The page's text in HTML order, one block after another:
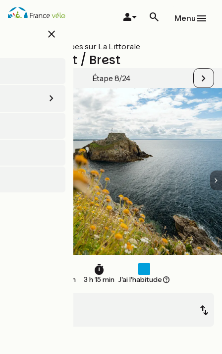
Aller
au
close
Menu
Toutes les étapes sur La Littorale
Le Conquet / Brest
Étape 8/24
33 km 3 h 15 min J'ai l'habitude